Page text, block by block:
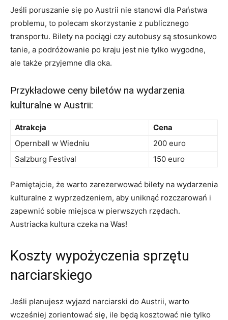
Jeśli‍ poruszanie się po Austrii nie stanowi dla⁤ Państwa
problemu, to polecam skorzystanie ⁣z publicznego⁢
transportu. ⁢Bilety na‌ pociągi czy autobusy są stosunkowo
tanie, a podróżowanie ⁣po kraju jest nie tylko wygodne,
⁢ale także przyjemne dla‌ oka.
Przykładowe ​ceny biletów na wydarzenia
kulturalne w Austrii:
Atrakcja
Cena
Opernball w Wiedniu
200 euro
Salzburg Festival
150 euro
Pamiętajcie, że ‍warto zarezerwować bilety⁣ na wydarzenia
⁢kulturalne z wyprzedzeniem, aby uniknąć rozczarowań i
zapewnić sobie miejsca w pierwszych⁣ rzędach.
Austriacka kultura‌ czeka na Was!
Koszty wypożyczenia ​sprzętu
narciarskiego
Jeśli planujesz wyjazd narciarski do Austrii, warto
wcześniej zorientować się, ile będą kosztować nie tylko